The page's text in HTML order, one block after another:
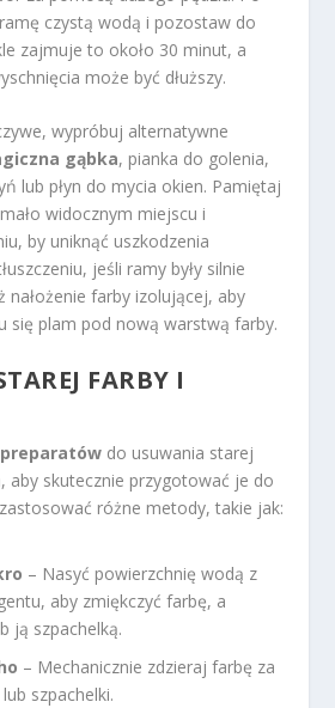
czystą wodą i pozostaw do
zajmuje to około 30 minut, a
może być dłuższy.
wypróbuj alternatywne
gąbka, pianka do golenia,
lub płyn do mycia okien. Pamiętaj
widocznym miejscu i
by uniknąć uszkodzenia
jeśli ramy były silnie
nałożenie farby izolującej, aby
się plam pod nową warstwą farby.
FARBY I
preparatów do usuwania starej
aby skutecznie przygotować je do
różne metody, takie jak:
– Nasyć powierzchnię wodą z
aby zmiękczyć farbę, a
ją szpachelką.
– Mechanicznie zdzieraj farbę za
szpachelki.